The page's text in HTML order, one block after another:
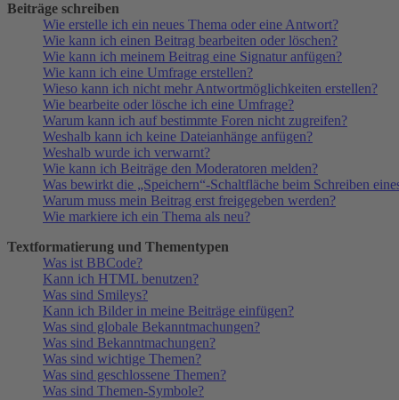
Beiträge schreiben
Wie erstelle ich ein neues Thema oder eine Antwort?
Wie kann ich einen Beitrag bearbeiten oder löschen?
Wie kann ich meinem Beitrag eine Signatur anfügen?
Wie kann ich eine Umfrage erstellen?
Wieso kann ich nicht mehr Antwortmöglichkeiten erstellen?
Wie bearbeite oder lösche ich eine Umfrage?
Warum kann ich auf bestimmte Foren nicht zugreifen?
Weshalb kann ich keine Dateianhänge anfügen?
Weshalb wurde ich verwarnt?
Wie kann ich Beiträge den Moderatoren melden?
Was bewirkt die „Speichern“-Schaltfläche beim Schreiben
Warum muss mein Beitrag erst freigegeben werden?
Wie markiere ich ein Thema als neu?
Textformatierung und Thementypen
Was ist BBCode?
Kann ich HTML benutzen?
Was sind Smileys?
Kann ich Bilder in meine Beiträge einfügen?
Was sind globale Bekanntmachungen?
Was sind Bekanntmachungen?
Was sind wichtige Themen?
Was sind geschlossene Themen?
Was sind Themen-Symbole?